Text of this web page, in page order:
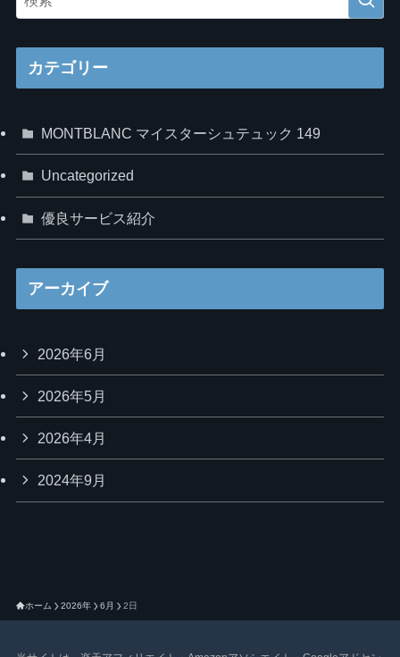
カテゴリー
MONTBLANC マイスターシュテュック 149
Uncategorized
優良サービス紹介
アーカイブ
2026年6月
2026年5月
2026年4月
2024年9月
ホーム 2026年 6月 2日